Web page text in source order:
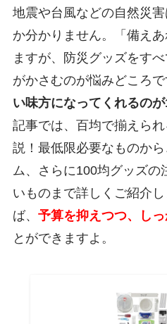
地震や台風などの自然災
か分かりません。「備え
ますが、防災グッズをす
がかさむのが悩みどころで
い味方になってくれるの
記事では、百均で揃えら
説！最低限必要なものか
ム、さらに100均グッズの
いものまで詳しくご紹介
ば、 予算を抑えつつ、し
とができますよ。